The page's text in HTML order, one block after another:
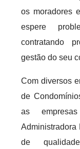
os moradores
espere
contratando
gestão do seu
Com diversos
de
as
Administradora
de